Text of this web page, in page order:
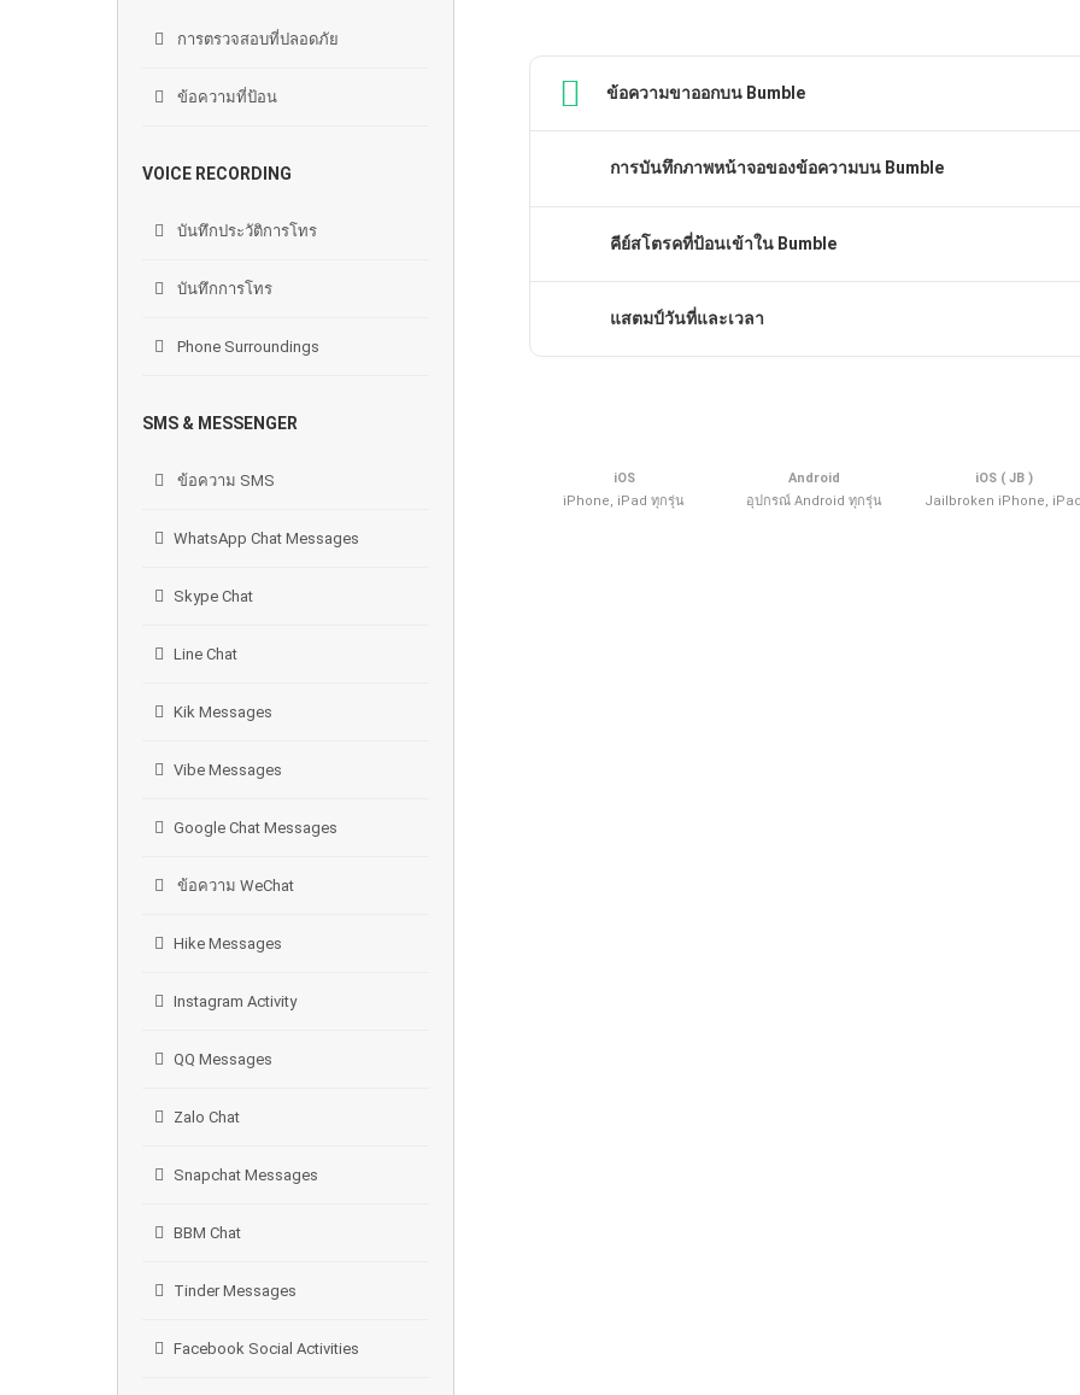
ข้อความขาออกบน Bumble
การบันทึกภาพหน้าจอของข้อความบน Bumble
คีย์สโตรคที่ป้อนเข้าใน Bumble
แสตมป์วันที่และเวลา
iOS
iPhone, iPad ทุกรุ่น
Android
อุปกรณ์ Android ทุกรุ่น
iOS ( JB )
Jailbroken iPhone, iPad
การตรวจสอบที่ปลอดภัย
ข้อความที่ป้อน
VOICE RECORDING
บันทึกประวัติการโทร
บันทึกการโทร
Phone Surroundings
SMS & MESSENGER
ข้อความ SMS
WhatsApp Chat Messages
Skype Chat
Line Chat
Kik Messages
Vibe Messages
Google Chat Messages
ข้อความ WeChat
Hike Messages
Instagram Activity
QQ Messages
Zalo Chat
Snapchat Messages
BBM Chat
Tinder Messages
Facebook Social Activities